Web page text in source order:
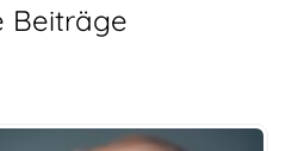
Beiträge